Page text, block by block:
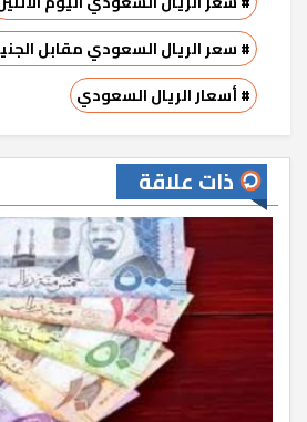
# سعر الريال السعودي مقابل
# أسعار الريال السعودي
ذات علاقة